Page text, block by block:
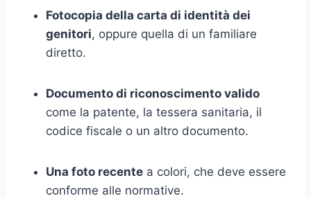
Fotocopia della carta di identità dei
genitori, oppure quella di un familiare
diretto.
Documento di riconoscimento valido
come la patente, la tessera sanitaria, il
codice fiscale o un altro documento.
Una foto recente a colori, che deve essere
conforme alle normative.